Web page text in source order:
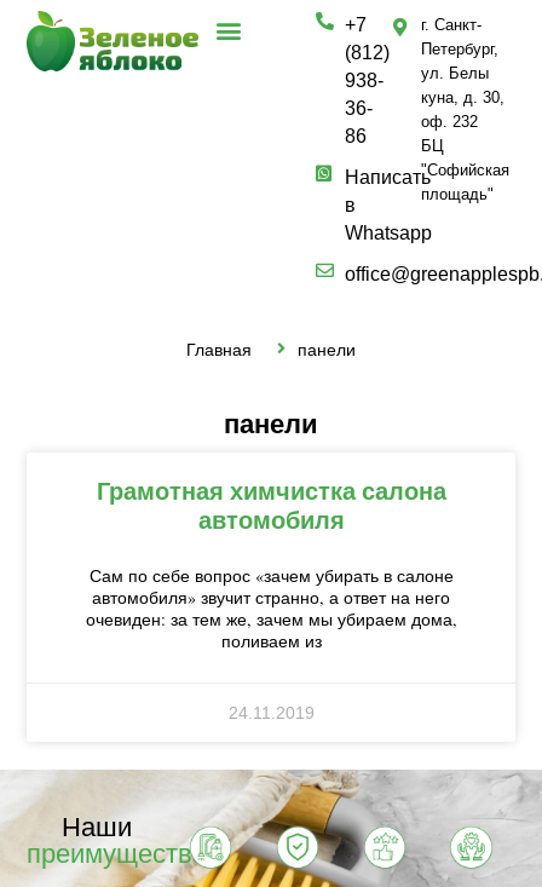
+7
(812)
938-
36-
86
Написать
в
Whatsapp
г. Санкт-
Петербург,
ул. Белы
куна, д. 30,
оф. 232
БЦ
"Софийская
площадь"
Главная панели
панели
Грамотная химчистка салона
автомобиля
Сам по себе вопрос «зачем убирать в салоне
автомобиля» звучит странно, а ответ на него
очевиден: за тем же, зачем мы убираем дома,
поливаем из
24.11.2019
Наши
преимущества